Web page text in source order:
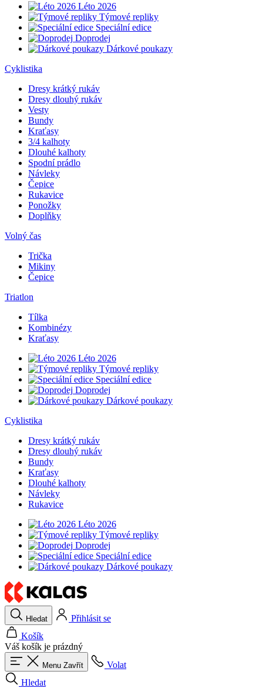
Léto 2026
Týmové repliky
Speciální edice
Doprodej
Dárkové poukazy
Cyklistika
Dresy krátký rukáv
Dresy dlouhý rukáv
Vesty
Bundy
Kraťasy
3/4 kalhoty
Dlouhé kalhoty
Spodní prádlo
Návleky
Čepice
Rukavice
Ponožky
Doplňky
Volný čas
Trička
Mikiny
Čepice
Triatlon
Tílka
Kombinézy
Kraťasy
Léto 2026
Týmové repliky
Speciální edice
Doprodej
Dárkové poukazy
Cyklistika
Dresy krátký rukáv
Dresy dlouhý rukáv
Bundy
Kraťasy
Dlouhé kalhoty
Návleky
Rukavice
Léto 2026
Týmové repliky
Doprodej
Speciální edice
Dárkové poukazy
Hledat
Přihlásit se
Košík
Váš košík je prázdný
Menu Zavřít
Volat
Hledat